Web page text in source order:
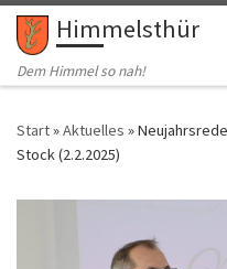
Zum Inhalt springen
Himmelsthür
Dem Himmel so nah!
Start»Aktuelles »
Stock (2.2.2025)